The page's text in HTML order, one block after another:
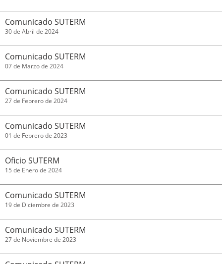
Comunicado SUTERM
30 de Abril de 2024
Comunicado SUTERM
07 de Marzo de 2024
Comunicado SUTERM
27 de Febrero de 2024
Comunicado SUTERM
01 de Febrero de 2023
Oficio SUTERM
15 de Enero de 2024
Comunicado SUTERM
19 de Diciembre de 2023
Comunicado SUTERM
27 de Noviembre de 2023